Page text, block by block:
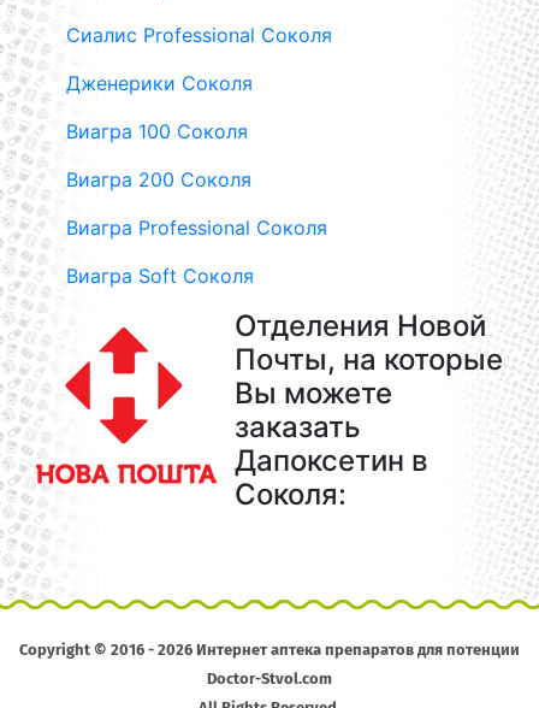
Сиалис Professional Соколя
Дженерики Соколя
Виагра 100 Соколя
Виагра 200 Соколя
Виагра Professional Соколя
Виагра Soft Соколя
Отделения Новой
Почты, на которые
Вы можете
заказать
Дапоксетин в
Соколя:
Copyright © 2016 - 2026 Интернет аптека препаратов для потенции
Doctor-Stvol.com